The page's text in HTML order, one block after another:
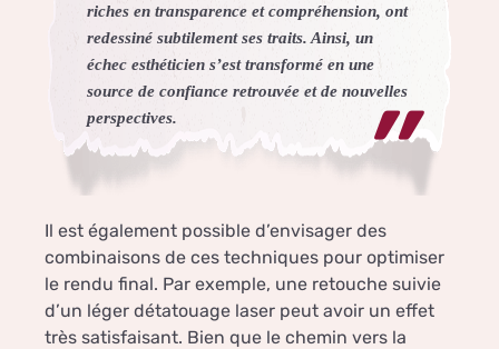
riches en transparence et compréhension, ont
redessiné subtilement ses traits. Ainsi, un
échec esthéticien s’est transformé en une
source de confiance retrouvée et de nouvelles
perspectives.
Il est également possible d’envisager des
combinaisons de ces techniques pour optimiser
le rendu final. Par exemple, une retouche suivie
d’un léger détatouage laser peut avoir un effet
très satisfaisant. Bien que le chemin vers la